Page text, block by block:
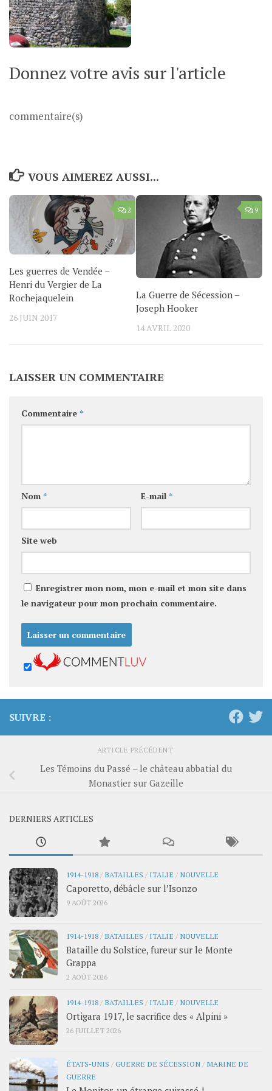
Donnez votre avis sur l'article
commentaire(s)
VOUS AIMEREZ AUSSI...
2
Les guerres de Vendée –
Henri du Vergier de La
Rochejaquelein
26 JUIN 2017
9
La Guerre de Sécession –
Joseph Hooker
14 AVRIL 2020
LAISSER UN COMMENTAIRE
Commentaire *
Nom * E-mail *
Site web
Enregistrer mon nom, mon e-mail et mon site dans
le navigateur pour mon prochain commentaire.
SUIVRE :
ARTICLE PRÉCÉDENT
Les Témoins du Passé – le château abbatial du
Monastier sur Gazeille
DERNIERS ARTICLES
1914-1918/ BATAILLES / ITALIE / NOUVELLE
Caporetto, débâcle sur l’Isonzo
9 AOÛT 2026
1914-1918/ BATAILLES / ITALIE / NOUVELLE
Bataille du Solstice, fureur sur le Monte
Grappa
2 AOÛT 2026
1914-1918/ BATAILLES / ITALIE / NOUVELLE
Ortigara 1917, le sacrifice des « Alpini »
26 JUILLET 2026
ÉTATS-UNIS /GUERRE DE SÉCESSION/ MARINE DE
GUERRE